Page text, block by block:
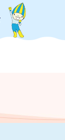
このページの本文へ